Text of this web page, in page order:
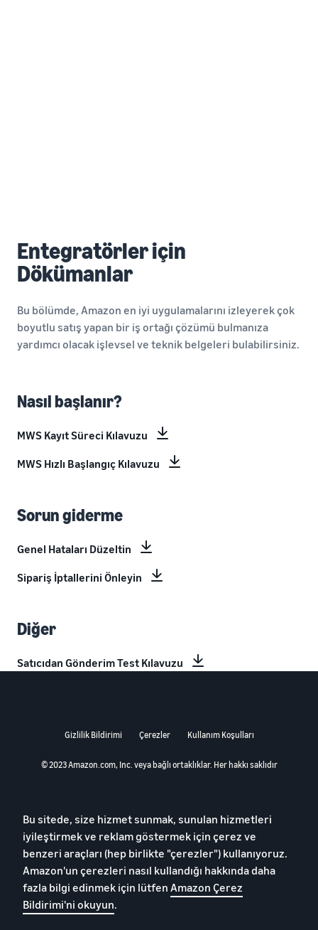
Entegratörler için
Dökümanlar
Bu bölümde, Amazon en iyi uygulamalarını izleyerek çok
boyutlu satış yapan bir iş ortağı çözümü bulmanıza
yardımcı olacak işlevsel ve teknik belgeleri bulabilirsiniz.
Nasıl başlanır?
MWS Kayıt Süreci Kılavuzu
MWS Hızlı Başlangıç Kılavuzu
Sorun giderme
Genel Hataları Düzeltin
Sipariş İptallerini Önleyin
Diğer
Satıcıdan Gönderim Test Kılavuzu
Gizlilik Bildirimi Çerezler Kullanım Koşulları
© 2023 Amazon.com, Inc. veya bağlı ortaklıklar. Her hakkı saklıdır
Bu sitede, size hizmet sunmak, sunulan hizmetleri
iyileştirmek ve reklam göstermek için çerez ve
benzeri araçları (hep birlikte "çerezler") kullanıyoruz.
Amazon'un çerezleri nasıl kullandığı hakkında daha
fazla bilgi edinmek için lütfen Amazon Çerez
Bildirimi'ni okuyun.